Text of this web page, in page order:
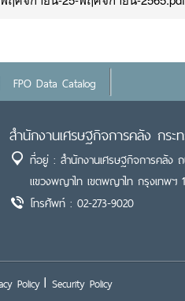
FPO Data Catalog
สำนักงานเศรษฐกิจการคลัง กระ
ที่อยู่ : สำนักงานเศรษฐกิจการคลัง
แขวงพญาไท เขตพญาไท กรุงเทพฯ
โทรศัพท์ : 02-273-9020
Policy Security Policy